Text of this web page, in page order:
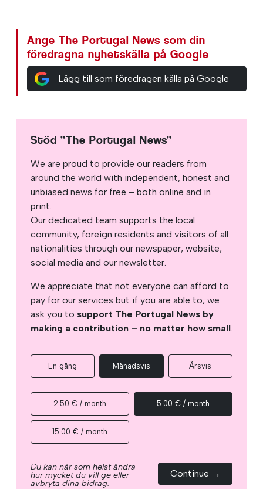
Ange The Portugal News som din
föredragna nyhetskälla på Google
Lägg till som föredragen källa på Google
Stöd ”The Portugal News”
We are proud to provide our readers from
around the world with independent, honest and
unbiased news for free – both online and in
print.
Our dedicated team supports the local
community, foreign residents and visitors of all
nationalities through our newspaper, website,
social media and our newsletter.
We appreciate that not everyone can afford to
pay for our services but if you are able to, we
ask you to support The Portugal News by
making a contribution – no matter how small.
En gång Månadsvis Årsvis
2.50 € / month 5.00 € / month
15.00 € / month
Du kan när som helst ändra
hur mycket du vill ge eller
avbryta dina bidrag.
Continue →